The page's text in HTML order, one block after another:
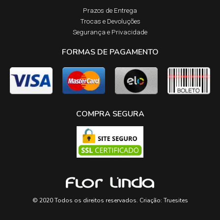
Prazos de Entrega​
Trocas e Devoluções​
Segurança e Privacidade
FORMAS DE PAGAMENTO
COMPRA SEGURA
© 2020 Todos os direitos reservados. Criação: Truesites